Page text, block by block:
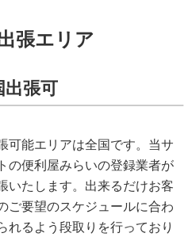
よび不正アクセスなどの予防ならびに
格に管理し、滅失、き損、漏えいや不
ールを定め、責任者を設けます。
規範の遵守
報保護や通信の秘密に関する法令やガ
、個人情報保護方針および社内規程類
および相談窓口
対応いたします。
張エリア
出張可
可能エリアは全国です。当サ
の便利屋みらいの登録業者が
いたします。出来るだけお客
ご要望のスケジュールに合わ
れるよう段取りを行っており